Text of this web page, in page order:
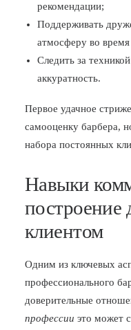
рекомендации;
Поддерживать
атмосферу во
Следить за
аккуратность.
Первое удачное
самооценку барбера,
набора постоянных
Навыки
построение
клиентом
Одним из ключевых
профессионального
доверительные
профессии это может